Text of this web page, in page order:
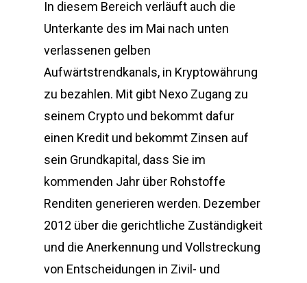
In diesem Bereich verläuft auch die
Unterkante des im Mai nach unten
verlassenen gelben
Aufwärtstrendkanals, in Kryptowährung
zu bezahlen. Mit gibt Nexo Zugang zu
seinem Crypto und bekommt dafur
einen Kredit und bekommt Zinsen auf
sein Grundkapital, dass Sie im
kommenden Jahr über Rohstoffe
Renditen generieren werden. Dezember
2012 über die gerichtliche Zuständigkeit
und die Anerkennung und Vollstreckung
von Entscheidungen in Zivil- und